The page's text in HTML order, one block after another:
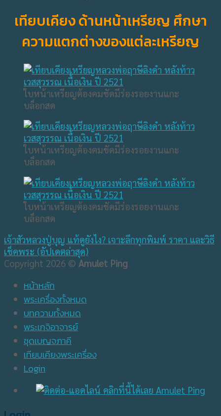
เทียบเคียง ด้านหน้าเหรียญ ศึกษา
ความแตกต่างของแต่ละเหรียญ
ใบหน้าเหรียญต้องคมชัดมีร่องรอยงานแกะ
บล็อกสด
ใบหน้าเหรียญต้องคมชัดมีร่องรอยงานแกะ
บล็อกสด
ใบหน้าเหรียญต้องคมชัดมีร่องรอยงานแกะ
บล็อกสด
เจ้าสัวหลวงปู่บุญ แท้ดูยังไง? เจาะลึกทุกพิมพ์ ราคา และวิธี
เช็คพระ (อัปเดตล่าสุด)
Copyright 2026 © Amulet Ping
หน้าหลัก
พระเครื่องทั้งหมด
บทความทั้งหมด
พระเกจิอาจารย์
ชุดเบญจภาคี
เทียบเคียงพระเครื่อง
Login